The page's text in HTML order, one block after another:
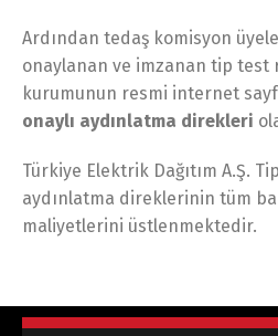
Ardından tedaş komisyon
onaylanan ve imzanan tip test
kurumunun resmi internet
onaylı aydınlatma direkleri
Türkiye Elektrik Dağıtım A.Ş.
aydınlatma direklerinin tüm
maliyetlerini üstlenmektedir.